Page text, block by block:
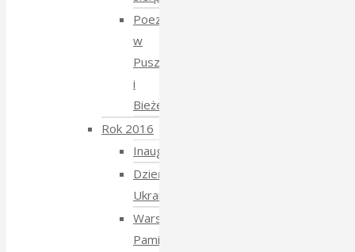
Poezja
w
Puszczy
i
Bieżeństwo
Rok 2016
Inauguracja
Dzień
Ukraiński
Warsztaty:
Pamiętajmy